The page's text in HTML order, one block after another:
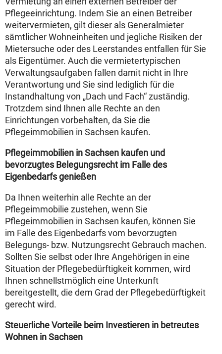
Pflegeeinrichtung. Indem Sie an einen Betreiber
weitervermieten, gilt dieser als Generalmieter
sämtlicher Wohneinheiten und jegliche Risiken der
Mietersuche oder des Leerstandes entfallen für Sie
als Eigentümer. Auch die vermietertypischen
Verwaltungsaufgaben fallen damit nicht in Ihre
Verantwortung und Sie sind lediglich für die
Instandhaltung von „Dach und Fach“ zuständig.
Trotzdem sind Ihnen alle Rechte an den
Einrichtungen vorbehalten, da Sie die
Pflegeimmobilien in Sachsen kaufen.
Pflegeimmobilien in Sachsen kaufen und
bevorzugtes Belegungsrecht im Falle des
Eigenbedarfs genießen
Da Ihnen weiterhin alle Rechte an der
Pflegeimmobilie zustehen, wenn Sie
Pflegeimmobilien in Sachsen kaufen, können Sie
im Falle des Eigenbedarfs vom bevorzugten
Belegungs- bzw. Nutzungsrecht Gebrauch machen.
Sollten Sie selbst oder Ihre Angehörigen in eine
Situation der Pflegebedürftigkeit kommen, wird
Ihnen schnellstmöglich eine Unterkunft
bereitgestellt, die dem Grad der Pflegebedürftigkeit
gerecht wird.
Steuerliche Vorteile beim Investieren in betreutes
Wohnen in Sachsen